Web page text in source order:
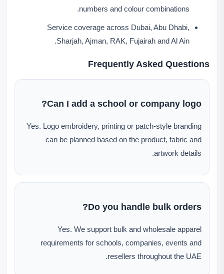
numbers and colour combinations.
Service coverage across Dubai, Abu Dhabi,
Sharjah, Ajman, RAK, Fujairah and Al Ain.
Frequently Asked Questions
Can I add a school or company logo?
Yes. Logo embroidery, printing or patch-style branding
can be planned based on the product, fabric and
artwork details.
Do you handle bulk orders?
Yes. We support bulk and wholesale apparel
requirements for schools, companies, events and
resellers throughout the UAE.